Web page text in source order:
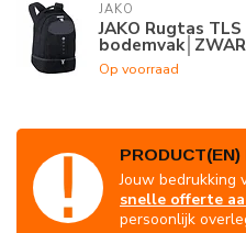
JAKO
JAKO Rugtas
Op voorraad
Jouw bedrukking
snelle offerte
persoonlijk